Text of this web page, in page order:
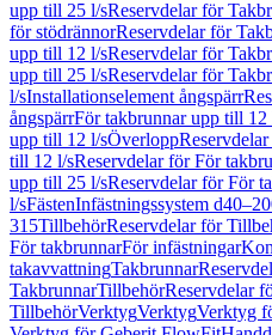
upp till 25 l/sReservdelar för
för stödrännorReservdelar för
upp till 12 l/sReservdelar för
upp till 25 l/sReservdelar för
l/sInstallationselement ångspärr
ångspärrFör takbrunnar upp till 12
upp till 12 l/sÖverlopp
till 12 l/sReservdelar för För
upp till 25 l/sReservdelar för För
l/sFästenInfästningssystem
315TillbehörReservdelar för
För takbrunnarFör infästningar
takavvattningTakbrunnar
TakbrunnarTillbehörReservdelar
TillbehörVerktygVerktygVerktyg